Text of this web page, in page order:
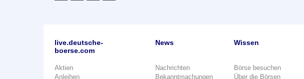
live.deutsche-
boerse.com
Aktien
Anleihen
News
Nachrichten
Bekanntmachungen
Wissen
Börse besuchen
Über die Börsen